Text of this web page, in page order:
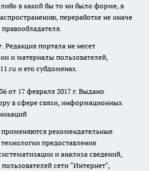
в какой бы то ни было форме, в
переработке не иначе
Редакция портала не несет
и материалы пользователей,
и его субдоменах.
от 17 февраля 2017 г. Выдано
в сфере связи, информационных
рекомендательные
предоставления
и анализа сведений,
сети "Интернет",